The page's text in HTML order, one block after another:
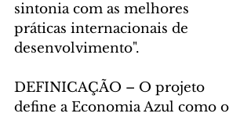
sintonia com as melhores
práticas internacionais de
desenvolvimento".
DEFINICAÇÃO – O projeto
define a Economia Azul como o